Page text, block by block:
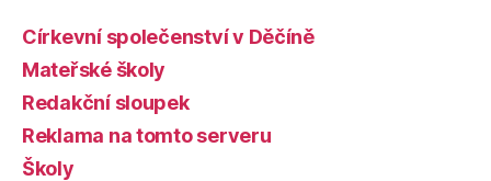
Církevní společenství v Děčíně
Mateřské školy
Redakční sloupek
Reklama na tomto serveru
Školy